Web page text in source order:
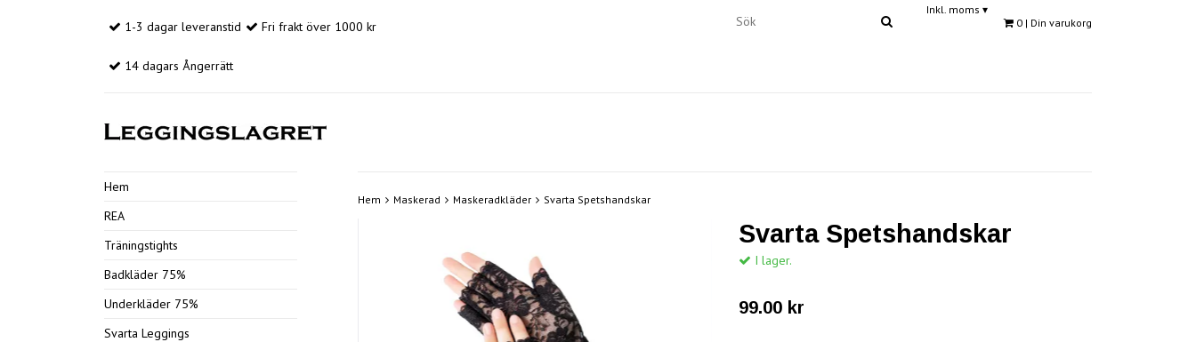
1-3 dagar leveranstid Fri frakt över 1000 kr
14 dagars Ångerrätt
Inkl. moms ▾
0 | Din varukorg
Hem
REA
Träningstights
Badkläder 75%
Underkläder 75%
Svarta Leggings
Hem Maskerad Maskeradkläder Svarta Spetshandskar
Svarta Spetshandskar
I lager.
99.00 kr